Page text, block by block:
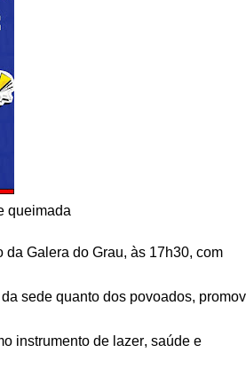
queimada
Galera do Grau, às 17h30, com
sede quanto dos povoados,
instrumento de lazer, saúde e